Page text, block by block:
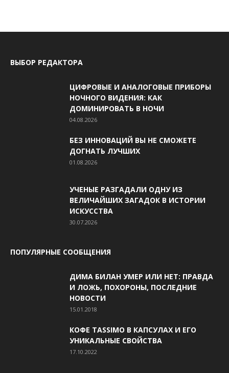
ВЫБОР РЕДАКТОРА
ЦИФРОВЫЕ И АНАЛОГОВЫЕ ПРИБОРЫ
НОЧНОГО ВИДЕНИЯ: КАК
ДОМИНИРОВАТЬ В НОЧИ
04.08.2026
БЕЗ ИННОВАЦИЙ ВЫ НЕ СМОЖЕТЕ
ДОГНАТЬ ЛУЧШИХ
01.08.2026
УЧЕНЫЕ РАЗГАДАЛИ ОДНУ ИЗ
ВЕЛИЧАЙШИХ ЗАГАДОК В ИСТОРИИ
ИСКУССТВА
30.07.2026
ПОПУЛЯРНЫЕ СООБЩЕНИЯ
ДИМА БИЛАН УМЕР ИЛИ НЕТ: ПРАВДА
И ЛОЖЬ, ПОХОРОНЫ, ПОСЛЕДНИЕ
НОВОСТИ
15.01.2018
КОФЕ TASSIMO В КАПСУЛАХ И ЕГО
УНИКАЛЬНЫЕ СВОЙСТВА
17.10.2022